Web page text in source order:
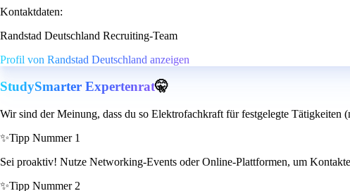
Kontaktdaten:
Randstad Deutschland Recruiting-Team
Profil von Randstad Deutschland anzeigen
StudySmarter Expertenrat🤫
Wir sind der Meinung, dass du so Elektrofachkraft für festgelegte Tätigkeiten
✨Tipp Nummer 1
Sei proaktiv! Nutze Networking-Events oder Online-Plattformen, um
✨Tipp Nummer 2